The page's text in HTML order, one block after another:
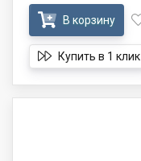
В корзину
Купить в 1 клик